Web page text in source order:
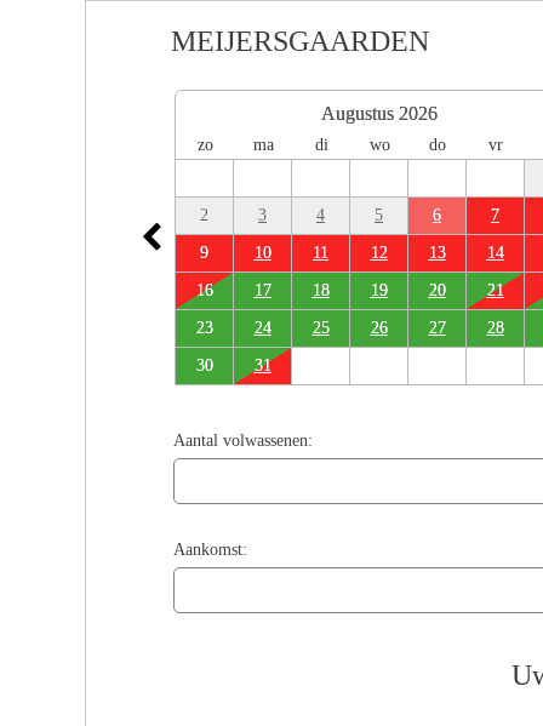
MEIJERSGAARDEN
Augustus 2026
zo ma di wo do vr
2 3 4 5 6 7
9 10 11 12 13 14
16 17 18 19 20 21
23 24 25 26 27 28
30 31
Aantal volwassenen:
Aankomst: